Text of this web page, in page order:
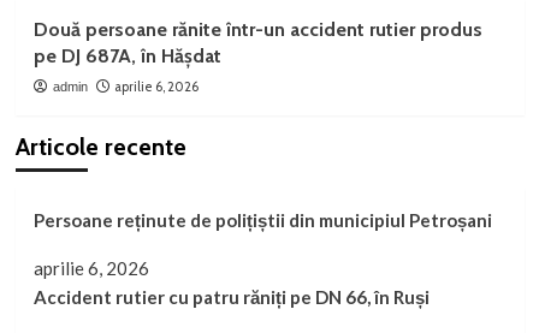
Două persoane rănite într-un accident rutier produs
pe DJ 687A, în Hășdat
admin aprilie 6, 2026
Articole recente
Persoane reținute de polițiștii din municipiul Petroșani
aprilie 6, 2026
Accident rutier cu patru răniți pe DN 66, în Ruși